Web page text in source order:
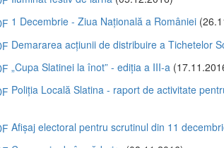
1 Decembrie - Ziua Națională a României
Demararea acțiunii de distribuire a Tichetelor
„Cupa Slatinei la înot” - ediția a III-a
Poliția Locală Slatina - raport de activitate
Afișaj electoral pentru scrutinul din 11